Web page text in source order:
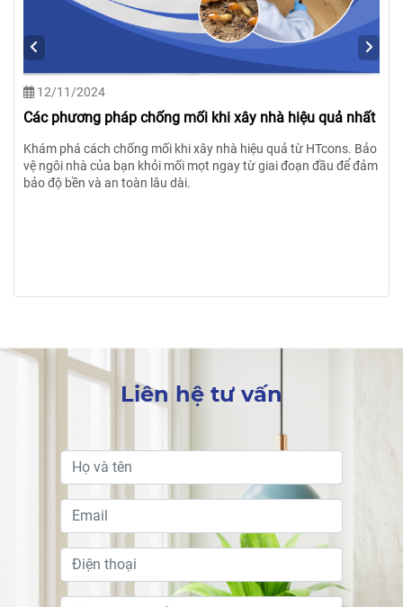
11/11/2024
Cách tính chi phí xây móng cực nhanh
Khám phá cách tính chi phí xây móng hiệu quả cùng HTcons!
Liên hệ tư vấn